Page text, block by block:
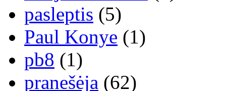
pasleptis (5)
Paul Konye (1)
pb8 (1)
pranešėja (62)